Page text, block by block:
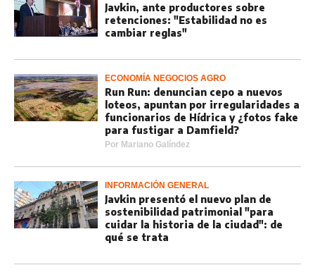
Javkin, ante productores sobre
retenciones: "Estabilidad no es
cambiar reglas"
ECONOMÍA NEGOCIOS AGRO
Run Run: denuncian cepo a nuevos
loteos, apuntan por irregularidades a
funcionarios de Hídrica y ¿fotos fake
para fustigar a Damfield?
Por Mariano Galíndez
INFORMACIÓN GENERAL
Javkin presentó el nuevo plan de
sostenibilidad patrimonial "para
cuidar la historia de la ciudad": de
qué se trata